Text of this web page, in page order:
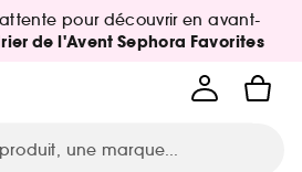
pour découvrir en avant-
de l'Avent Sephora Favorites